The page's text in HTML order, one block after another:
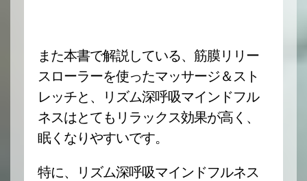
また本書で解説している、筋膜リリー
スローラーを使ったマッサージ＆スト
レッチと、リズム深呼吸マインドフル
ネスはとてもリラックス効果が高く、
眠くなりやすいです。
特に、リズム深呼吸マインドフルネス